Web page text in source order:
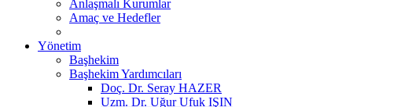
Anlaşmalı Kurumlar
Amaç ve Hedefler
Yönetim
Başhekim
Başhekim Yardımcıları
Doç. Dr. Seray HAZER
Uzm. Dr. Uğur Ufuk IŞIN